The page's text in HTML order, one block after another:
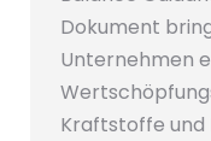
Dokument
Unternehmen
Kraftstoffe und